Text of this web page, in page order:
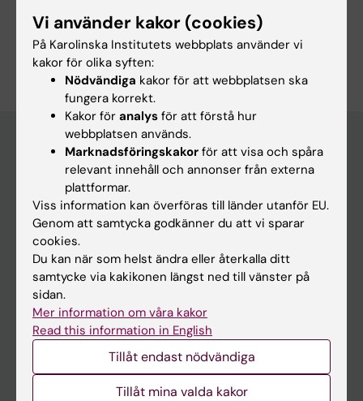
Medicinsk genetik och genomik
Är du Ameya Bendre?
Redigera din profil
Huvudmeny
Utbildning
Forskarutbildning
Forskning
Om KI
På gång
Vi använder kakor (cookies)
På Karolinska Institutets webbplats använder vi
kakor för olika syften:
Nödvändiga kakor för att webbplatsen ska
fungera korrekt.
Kakor för analys för att förstå hur
webbplatsen används.
Marknadsföringskakor för att visa och spåra
relevant innehåll och annonser från externa
plattformar.
Viss information kan överföras till länder utanför EU.
Genom att samtycka godkänner du att vi sparar
cookies.
Du kan när som helst ändra eller återkalla ditt
samtycke via kakikonen längst ned till vänster på
sidan.
Mer information om våra kakor
Read this information in English
Tillåt endast nödvändiga
Tillåt mina valda kakor